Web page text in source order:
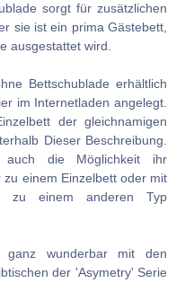
sorgt für zusätzlichen
sie ist ein prima Gästebett,
ausgestattet wird.
Bettschublade erhältlich
im Internetladen angelegt.
der gleichnamigen
Dieser Beschreibung.
die Möglichkeit ihr
einem Einzelbett oder mit
zu einem anderen Typ
ganz wunderbar mit den
der 'Asymetry' Serie